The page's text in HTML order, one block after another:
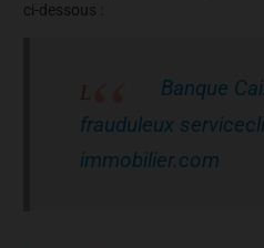
ci-dessous :
Banque
frauduleux
immobilier.com